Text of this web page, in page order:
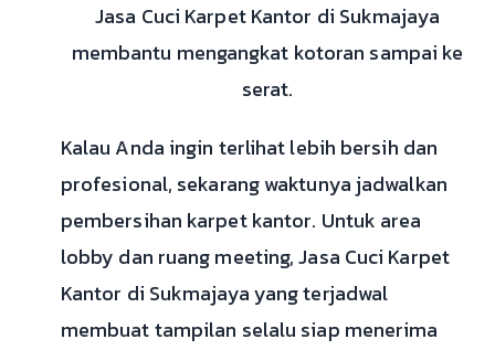
Jasa Cuci Karpet Kantor di Sukmajaya
membantu mengangkat kotoran sampai ke
serat.
Kalau Anda ingin terlihat lebih bersih dan
profesional, sekarang waktunya jadwalkan
pembersihan karpet kantor. Untuk area
lobby dan ruang meeting, Jasa Cuci Karpet
Kantor di Sukmajaya yang terjadwal
membuat tampilan selalu siap menerima